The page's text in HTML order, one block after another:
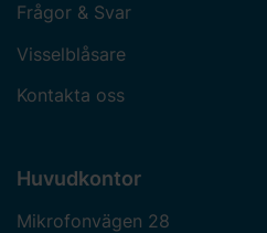
Frågor & Svar
Visselblåsare
Kontakta oss
Huvudkontor
Mikrofonvägen 28